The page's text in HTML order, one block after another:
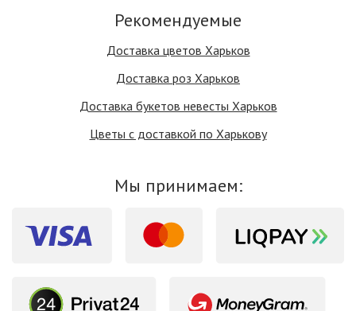
Рекомендуемые
Доставка цветов Харьков
Доставка роз Харьков
Доставка букетов невесты Харьков
Цветы с доставкой по Харькову
Мы принимаем: